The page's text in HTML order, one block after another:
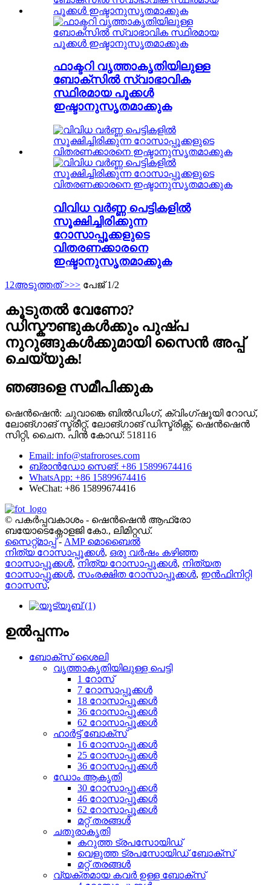
ഫാക്ടറി വൃത്താകൃതിയിലുള്ള
ബോക്സിൽ സ്വാഭാവിക
സ്ഥിരമായ പൂക്കൾ
ഇഷ്ടാനുസൃതമാക്കുക
വിവിധ വർണ്ണ പെട്ടികളിൽ
സൂക്ഷിച്ചിരിക്കുന്ന
റോസാപ്പൂക്കളുടെ
വിതരണക്കാരനെ
ഇഷ്ടാനുസൃതമാക്കുക
1 2അടുത്തത് >>> പേജ് 1/2
കൂടുതൽ വേണോ?
ഡിസ്കൗണ്ടുകൾക്കും പുഷ്പ
നുറുങ്ങുകൾക്കുമായി സൈൻ അപ്പ്
ചെയ്യുക!
ഞങ്ങളെ സമീപിക്കുക
ഷെൻഷെൻ: ചുവാങ്കെ ബിൽഡിംഗ്, ക്വിംഗ്‌ഷൂയി റോഡ്,
ലോങ്‌ഗാങ് സ്ട്രീറ്റ്, ലോങ്‌ഗാങ് ഡിസ്ട്രിക്റ്റ്, ഷെൻഷെൻ
സിറ്റി, ചൈന. പിൻ കോഡ്: 518116
Email: info@stafroroses.com
ബ്രാൻഡോ സെങ്: +86 15899674416
WhatsApp: +86 15899674416
WeChat: +86 15899674416
© പകർപ്പവകാശം - ഷെൻഷെൻ ആഫ്രോ
ബയോടെക്നോളജി കോ., ലിമിറ്റഡ്.
സൈറ്റ്മാപ്പ്- AMP മൊബൈൽ
നിത്യ റോസാപ്പൂക്കൾ, ഒരു വർഷം കഴിഞ്ഞ
റോസാപ്പൂക്കൾ, നിത്യ റോസാപ്പൂക്കൾ, നിത്യത
റോസാപ്പൂക്കൾ, സംരക്ഷിത റോസാപ്പൂക്കൾ, ഇൻഫിനിറ്റി
റോസസ്,
ഉൽപ്പന്നം
ബോക്സ് ശൈലി
വൃത്താകൃതിയിലുള്ള പെട്ടി
1 റോസ്
7 റോസാപ്പൂക്കൾ
18 റോസാപ്പൂക്കൾ
36 റോസാപ്പൂക്കൾ
62 റോസാപ്പൂക്കൾ
ഹാർട്ട് ബോക്സ്
16 റോസാപ്പൂക്കൾ
25 റോസാപ്പൂക്കൾ
36 റോസാപ്പൂക്കൾ
ഡോം ആകൃതി
30 റോസാപ്പൂക്കൾ
46 റോസാപ്പൂക്കൾ
62 റോസാപ്പൂക്കൾ
മറ്റ് തരങ്ങൾ
ചതുരാകൃതി
കറുത്ത ട്രപസോയിഡ്
വെളുത്ത ട്രപസോയിഡ് ബോക്സ്
മറ്റ് തരങ്ങൾ
വ്യക്തമായ കവർ ഉള്ള ബോക്സ്